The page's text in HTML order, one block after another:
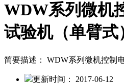
WDW系列微机
试验机（单臂式
简要描述： WDW系列微机控制
更新时间：
2017-06-12